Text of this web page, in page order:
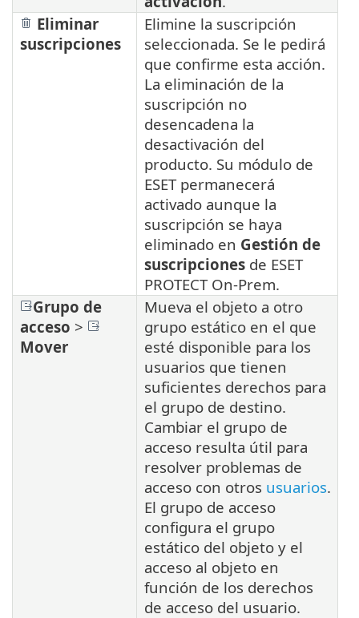
Eliminar
suscripciones
Elimine la suscripción
seleccionada. Se le pedirá
que confirme esta acción.
La eliminación de la
suscripción no
desencadena la
desactivación del
producto. Su módulo de
ESET permanecerá
activado aunque la
suscripción se haya
eliminado en Gestión de
suscripciones de ESET
PROTECT On-Prem.
Grupo de
acceso >
Mover
Mueva el objeto a otro
grupo estático en el que
esté disponible para los
usuarios que tienen
suficientes derechos para
el grupo de destino.
Cambiar el grupo de
acceso resulta útil para
resolver problemas de
acceso con otros usuarios.
El grupo de acceso
configura el grupo
estático del objeto y el
acceso al objeto en
función de los derechos
de acceso del usuario.